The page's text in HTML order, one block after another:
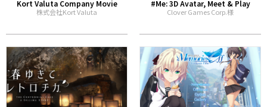
Kort Valuta Company Movie
株式会社Kort Valuta
#Me: 3D Avatar, Meet & Play
Clover Games Corp.様